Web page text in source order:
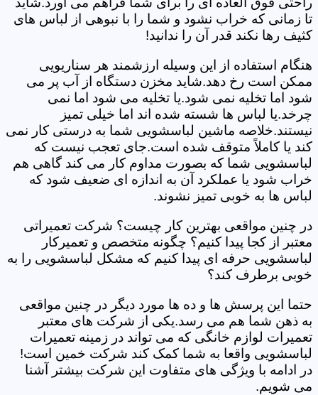
تا زمانی که خراب نشود و شما را با نبوهی از لباس های
کثیف رها نکند قدر آن را ندانید!
هنگام استفاده از این وسیله ارزشمند هر سناریویی
ممکن است رخ دهد.شاید مخزن دستگاه از آب پر می
شود اما تخلیه نمی شود.یا تخلیه می شود اما نمی
چرخد.یا لباس ها شسته شده اند اما خیلی تمیز
نیستند.خلاصه ماشین لباسشویی شما به درستی کار نمی
کند یا کاملاً متوقف شده است.جای تعجب نیست که
لباسشویی شما که بصورت مداوم کار می کند گاهی هم
خراب شود یا عملکرد آن به اندازه ای ضعیف شود که
لباس ها به خوبی تمیز نشوند.
در چنین مواقعی بهترین کار چیست؟ شرکت تعمیراتی
معتبر از کجا پیدا کنیم؟ چگونه متخصص و تعمیرکار
لباسشویی حرفه ای پیدا کنیم که مشکل لباسشویی را به
خوبی برطرف کند؟
حتما این پرسش ها و ده ها مورد دیگر در چنین مواقعی
به ذهن شما هم می رسد.یکی از شرکت های معتبر
تعمیرات لوازم خانگی که می تواند در زمینه تعمیرات
لباسشویی واقعا به شما کمک کند شرکت خمین است!
در ادامه با ویژگی های متفاوت این شرکت بیشتر آشنا
می شویم.